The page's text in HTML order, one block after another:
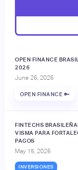
OPEN FINANCE
2026
June 26, 2026
OPEN FINANCE 🔑
FINTECHS
VISMA PARA
PAGOS
May 15, 2026
INVERSIONES